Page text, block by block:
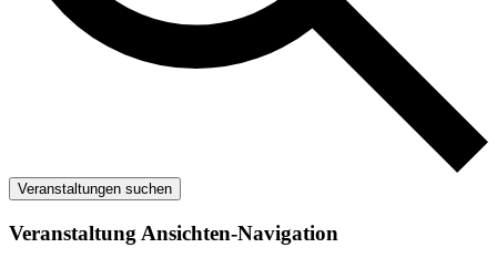
Veranstaltungen suchen
Veranstaltung Ansichten-Navigation